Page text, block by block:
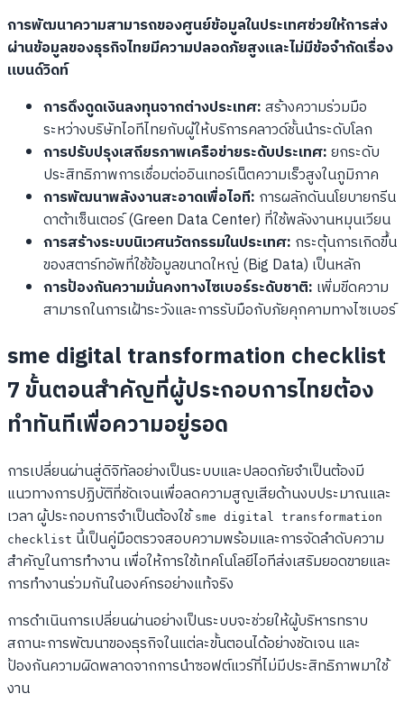
การพัฒนาความสามารถของศูนย์ข้อมูลในประเทศช่วยให้การส่ง
ผ่านข้อมูลของธุรกิจไทยมีความปลอดภัยสูงและไม่มีข้อจำกัดเรื่อง
แบนด์วิดท์
การดึงดูดเงินลงทุนจากต่างประเทศ:สร้างความร่วมมือ
ระหว่างบริษัทไอทีไทยกับผู้ให้บริการคลาวด์ชั้นนำระดับโลก
การปรับปรุงเสถียรภาพเครือข่ายระดับประเทศ:ยกระดับ
ประสิทธิภาพการเชื่อมต่ออินเทอร์เน็ตความเร็วสูงในภูมิภาค
การพัฒนาพลังงานสะอาดเพื่อไอที: การผลักดันนโยบายกรีน
ดาต้าเซ็นเตอร์ (Green Data Center) ที่ใช้พลังงานหมุนเวียน
การสร้างระบบนิเวศนวัตกรรมในประเทศ: กระตุ้นการเกิดขึ้น
ของสตาร์ทอัพที่ใช้ข้อมูลขนาดใหญ่ (Big Data) เป็นหลัก
การป้องกันความมั่นคงทางไซเบอร์ระดับชาติ: เพิ่มขีดความ
สามารถในการเฝ้าระวังและการรับมือกับภัยคุกคามทางไซเบอร์
sme digital transformation checklist
7 ขั้นตอนสำคัญที่ผู้ประกอบการไทยต้อง
ทำทันทีเพื่อความอยู่รอด
การเปลี่ยนผ่านสู่ดิจิทัลอย่างเป็นระบบและปลอดภัยจำเป็นต้องมี
แนวทางการปฏิบัติที่ชัดเจนเพื่อลดความสูญเสียด้านงบประมาณและ
เวลา ผู้ประกอบการจำเป็นต้องใช้sme digital transformation
checklist นี้เป็นคู่มือตรวจสอบความพร้อมและการจัดลำดับความ
สำคัญในการทำงาน เพื่อให้การใช้เทคโนโลยีไอทีส่งเสริมยอดขายและ
การทำงานร่วมกันในองค์กรอย่างแท้จริง
การดำเนินการเปลี่ยนผ่านอย่างเป็นระบบจะช่วยให้ผู้บริหารทราบ
สถานะการพัฒนาของธุรกิจในแต่ละขั้นตอนได้อย่างชัดเจน และ
ป้องกันความผิดพลาดจากการนำซอฟต์แวร์ที่ไม่มีประสิทธิภาพมาใช้
งาน